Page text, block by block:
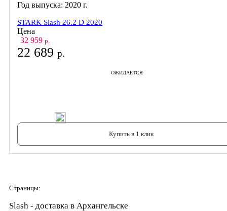
Год выпуска: 2020 г.
STARK Slash 26.2 D 2020
Цена
32 959 р.
22 689 р.
ОЖИДАЕТСЯ
Купить в 1 клик
Страницы:
Slash - доставка в Архангельске